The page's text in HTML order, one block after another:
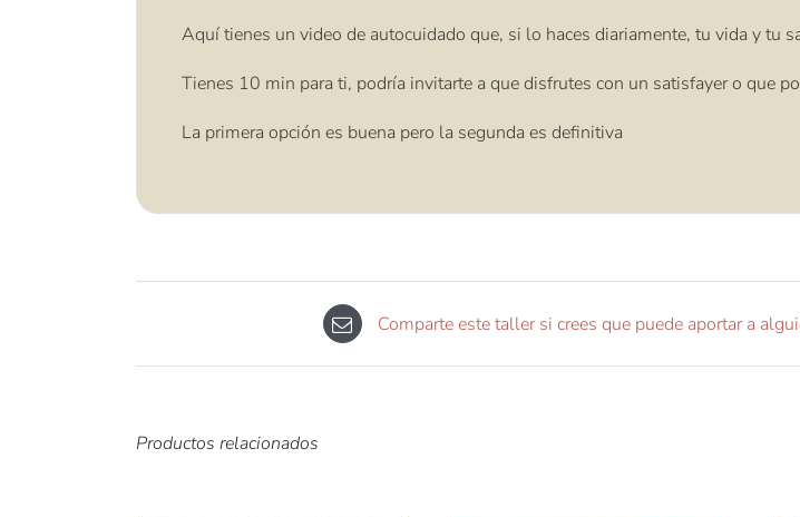
Aquí tienes un video de autocuidado que, si lo haces diariamente, tu vida y tu
Tienes 10 min para ti, podría invitarte a que disfrutes con un satisfayer o que
La primera opción es buena pero la segunda es definitiva
Comparte este taller si crees que puede aportar a
Productos relacionados